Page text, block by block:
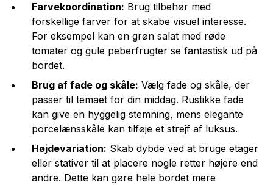
Farvekoordination: Brug tilbehør med
forskellige farver for at skabe visuel interesse.
For eksempel kan en grøn salat med røde
tomater og gule peberfrugter se fantastisk ud på
bordet.
Brug af fade og skåle: Vælg fade og skåle, der
passer til temaet for din middag. Rustikke fade
kan give en hyggelig stemning, mens elegante
porcelænsskåle kan tilføje et strejf af luksus.
Højdevariation: Skab dybde ved at bruge etager
eller stativer til at placere nogle retter højere end
andre. Dette kan gøre hele bordet mere